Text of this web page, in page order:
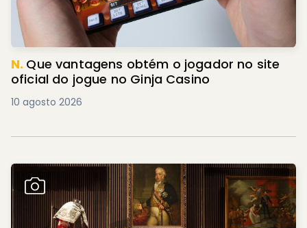
N. Que vantagens obtém o jogador no site
oficial do jogue no Ginja Casino
10 agosto 2026